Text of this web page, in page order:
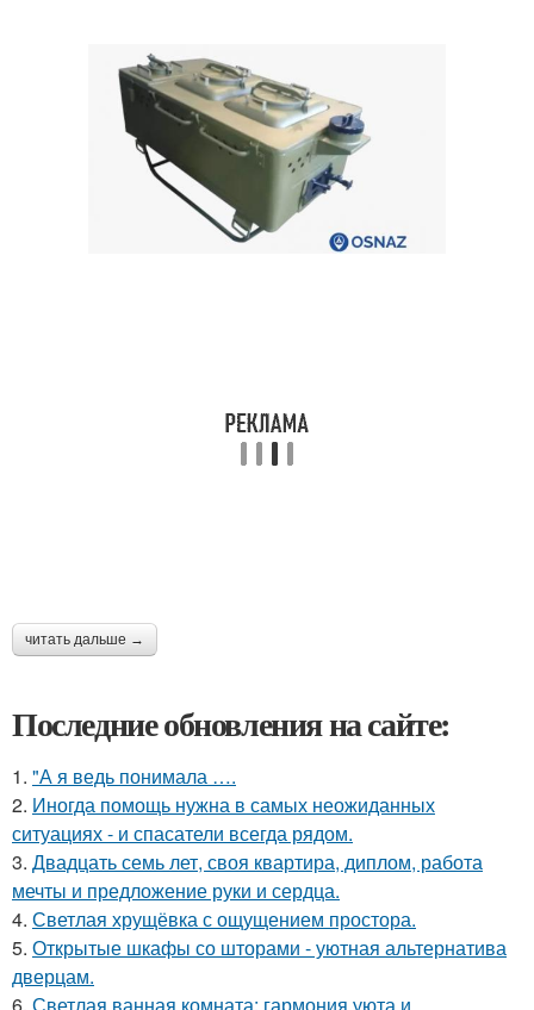
читать дальше →
Последние обновления на сайте:
1. "А я ведь понимала ….
2. Иногда помощь нужна в самых неожиданных
ситуациях - и спасатели всегда рядом.
3. Двадцать семь лет, своя квартира, диплом, работа
мечты и предложение руки и сердца.
4. Светлая хрущёвка с ощущением простора.
5. Открытые шкафы со шторами - уютная альтернатива
дверцам.